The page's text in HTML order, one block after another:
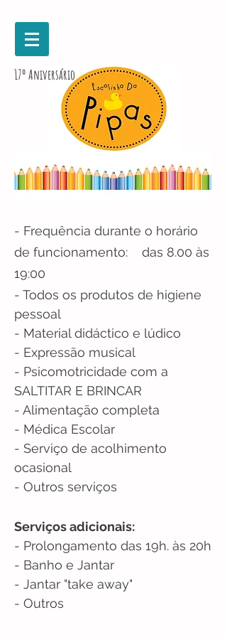
17º Aniversário
- Frequência durante o horário
de funcionamento: das 8.00 às
19:00
- Todos os produtos de higiene
pessoal
- Material didáctico e lúdico
- Expressão musical
- Psicomotricidade com a
SALTITAR E BRINCAR
- Alimentação completa
- Médica Escolar
- Serviço de acolhimento
ocasional
- Outros serviços
Serviços adicionais:
- Prolongamento das 19h. às 20h
- Banho e Jantar
- Jantar "take away"
- Outros